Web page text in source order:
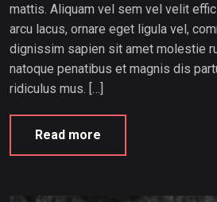
mattis. Aliquam vel sem vel velit
arcu lacus, ornare eget ligula vel,
dignissim sapien sit amet molestie
natoque penatibus et magnis dis
ridiculus mus. […]
Read more